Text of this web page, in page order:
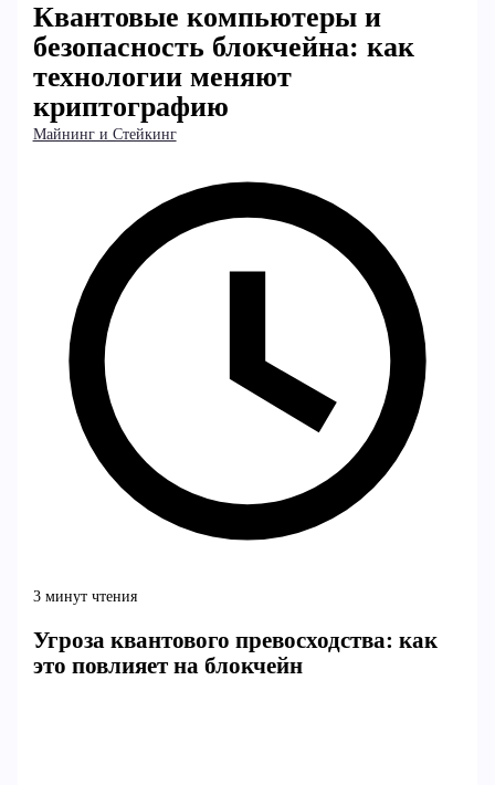
Квантовые компьютеры и
безопасность блокчейна: как
технологии меняют
криптографию
Майнинг и Стейкинг
3 минут чтения
Угроза квантового превосходства: как
это повлияет на блокчейн